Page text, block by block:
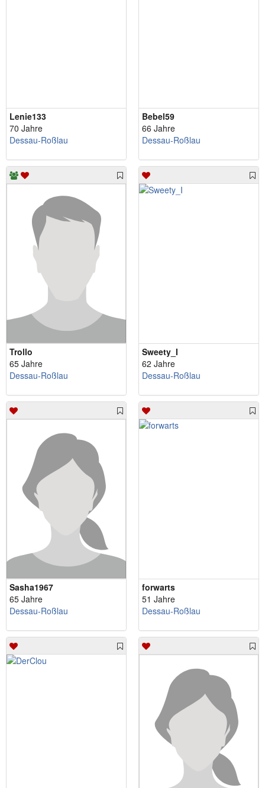
Lenie133
70 Jahre
Dessau-Roßlau
Bebel59
66 Jahre
Dessau-Roßlau
Trollo
65 Jahre
Dessau-Roßlau
Sweety_I
62 Jahre
Dessau-Roßlau
Sasha1967
65 Jahre
Dessau-Roßlau
forwarts
51 Jahre
Dessau-Roßlau